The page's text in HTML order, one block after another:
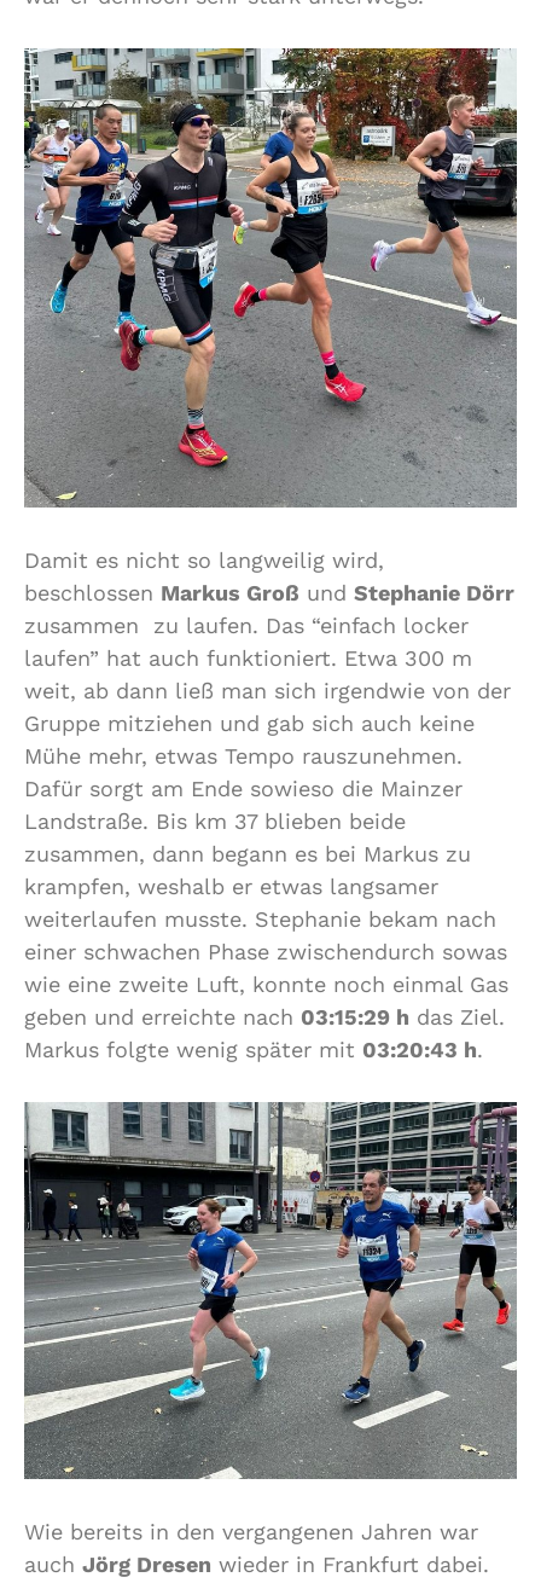
Damit es nicht so langweilig wird,
beschlossen Markus Groß und Stephanie Dörr
zusammen zu laufen. Das “einfach locker
laufen” hat auch funktioniert. Etwa 300 m
weit, ab dann ließ man sich irgendwie von der
Gruppe mitziehen und gab sich auch keine
Mühe mehr, etwas Tempo rauszunehmen.
Dafür sorgt am Ende sowieso die Mainzer
Landstraße. Bis km 37 blieben beide
zusammen, dann begann es bei Markus zu
krampfen, weshalb er etwas langsamer
weiterlaufen musste. Stephanie bekam nach
einer schwachen Phase zwischendurch sowas
wie eine zweite Luft, konnte noch einmal Gas
geben und erreichte nach 03:15:29 h das Ziel.
Markus folgte wenig später mit 03:20:43 h.
Wie bereits in den vergangenen Jahren war
auch Jörg Dresen wieder in Frankfurt dabei.